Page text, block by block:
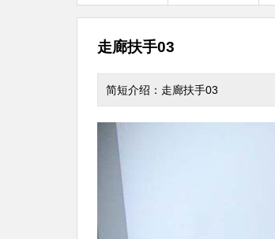
走廊扶手03
简短介绍：走廊扶手03